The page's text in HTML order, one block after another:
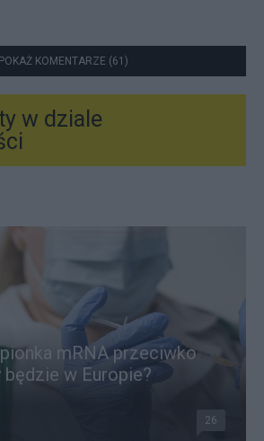
POKAŻ KOMENTARZE (61)
w dziale
mRNA przeciwko
będzie w Europie?
26